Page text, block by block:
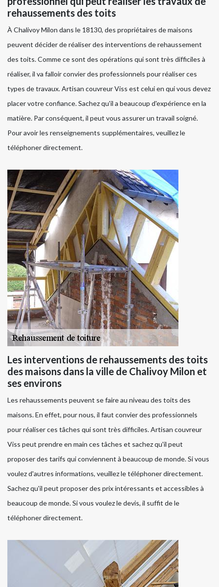
rehaussements des toits
À Chalivoy Milon dans le 18130, des propriétaires de maisons
peuvent décider de réaliser des interventions de rehaussement
des toits. Comme ce sont des opérations qui sont très difficiles à
réaliser, il va falloir convier des professionnels pour réaliser ces
types de travaux. Artisan couvreur Viss est celui en qui vous devez
placer votre confiance. Sachez qu'il a beaucoup d'expérience en la
matière. Par conséquent, il peut vous assurer un travail soigné.
Pour avoir les renseignements supplémentaires, veuillez le
téléphoner directement.
Les interventions de rehaussements des toits
des maisons dans la ville de Chalivoy Milon et
ses environs
Les rehaussements peuvent se faire au niveau des toits des
maisons. En effet, pour nous, il faut convier des professionnels
pour réaliser ces tâches qui sont très difficiles. Artisan couvreur
Viss peut prendre en main ces tâches et sachez qu'il peut
proposer des tarifs qui conviennent à beaucoup de monde. Si vous
voulez d'autres informations, veuillez le téléphoner directement.
Sachez qu'il peut proposer des prix intéressants et accessibles à
beaucoup de monde. Si vous voulez le devis, il suffit de le
téléphoner directement.